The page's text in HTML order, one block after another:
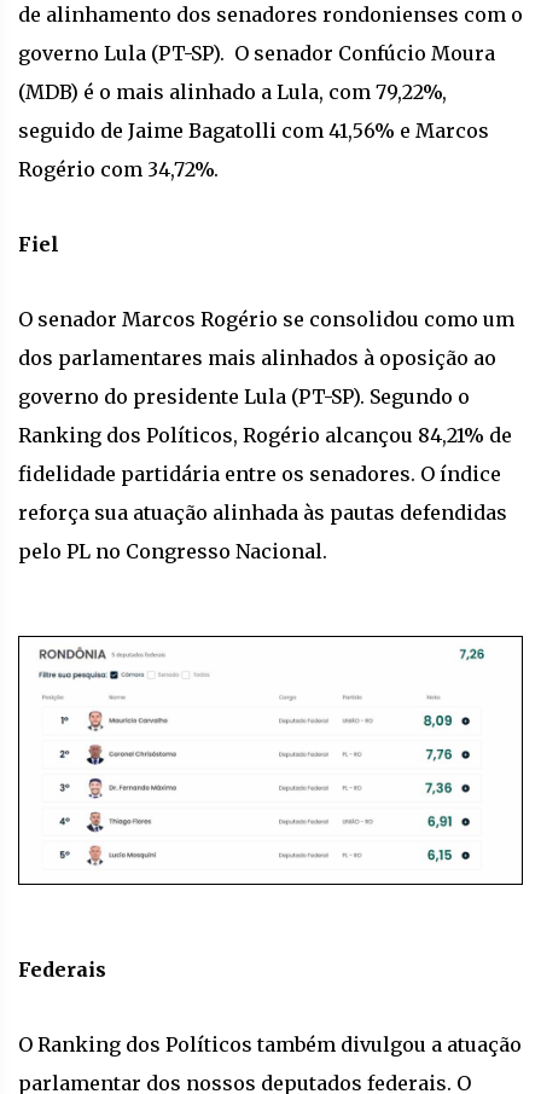
de alinhamento dos senadores rondonienses com o
governo Lula (PT-SP). O senador Confúcio Moura
(MDB) é o mais alinhado a Lula, com 79,22%,
seguido de Jaime Bagatolli com 41,56% e Marcos
Rogério com 34,72%.
Fiel
O senador Marcos Rogério se consolidou como um
dos parlamentares mais alinhados à oposição ao
governo do presidente Lula (PT-SP). Segundo o
Ranking dos Políticos, Rogério alcançou 84,21% de
fidelidade partidária entre os senadores. O índice
reforça sua atuação alinhada às pautas defendidas
pelo PL no Congresso Nacional.
Federais
O Ranking dos Políticos também divulgou a atuação
parlamentar dos nossos deputados federais. O